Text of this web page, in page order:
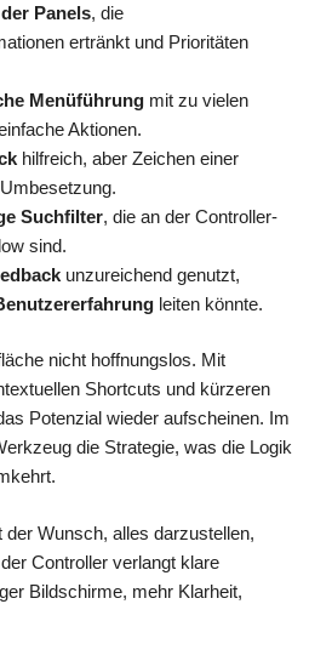
Panels, die
ertränkt und Prioritäten
Menüführung mit zu vielen
Aktionen.
hilfreich, aber Zeichen einer
Suchfilter, die an der Controller-
sind.
unzureichend genutzt,
leiten könnte.
nicht hoffnungslos. Mit
Shortcuts und kürzeren
Potenzial wieder aufscheinen. Im
die Strategie, was die Logik
Wunsch, alles darzustellen,
Controller verlangt klare
Bildschirme, mehr Klarheit,